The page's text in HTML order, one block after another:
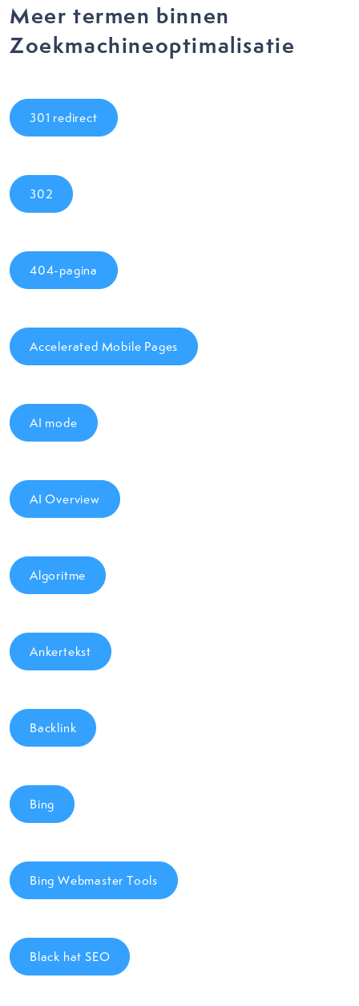
Meer termen binnen
Zoekmachineoptimalisatie
301 redirect
302
404-pagina
Accelerated Mobile Pages
AI mode
AI Overview
Algoritme
Ankertekst
Backlink
Bing
Bing Webmaster Tools
Black hat SEO